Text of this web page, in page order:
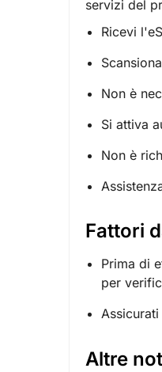
servizi del
Ricevi
Non è
Si attiva
Non è
Fattori
Prima di
per
Altre